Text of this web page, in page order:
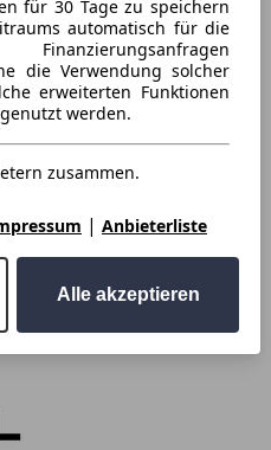
für 30 Tage zu speichern
automatisch für die
die Verwendung solcher
erweiterten Funktionen
werden.
zusammen.
| Anbieterliste
Alle akzeptieren